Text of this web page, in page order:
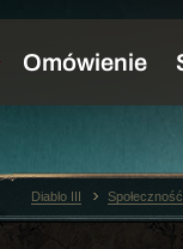
Diablo III Społeczność